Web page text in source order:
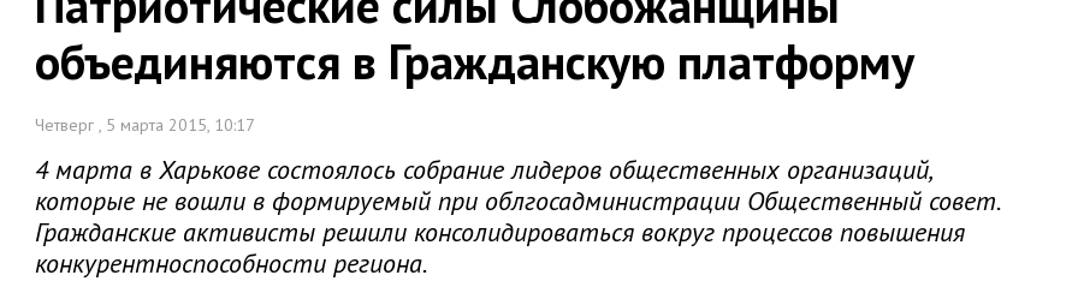
объединяются в Гражданскую платформу
Четверг , 5 марта 2015, 10:17
4 марта в Харькове состоялось собрание лидеров общественных организаций,
которые не вошли в формируемый при облгосадминистрации Общественный совет.
Гражданские активисты решили консолидироваться вокруг процессов повышения
конкурентноспособности региона.